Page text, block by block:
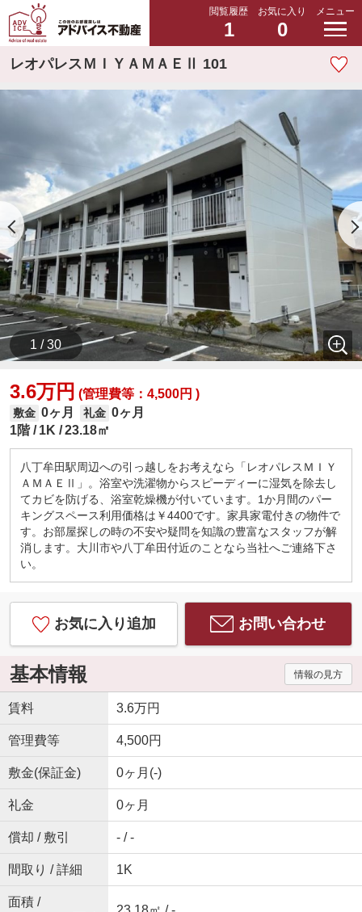
閲覧履歴
1
お気に入り
0
メニュー
レオパレスＭＩＹＡＭＡＥⅡ 101
1 / 30
3.6万円 (管理費等：4,500円 )
敷金 0ヶ月 礼金 0ヶ月
1階
1K 23.18㎡
八丁牟田駅周辺への引っ越しをお考えなら「レオパレスＭＩＹ
ＡＭＡＥⅡ」。浴室や洗濯物からスピーディーに湿気を除去し
てカビを防げる、浴室乾燥機が付いています。1か月間のパー
キングスペース利用価格は￥4400です。家具家電付きの物件で
す。お部屋探しの時の不安や疑問を知識の豊富なスタッフが解
消します。大川市や八丁牟田付近のことなら当社へご連絡下さ
い。
お気に入り追加 お問い合わせ
基本情報 情報の見方
賃料 3.6万円
管理費等 4,500円
敷金(保証金) 0ヶ月(-)
礼金 0ヶ月
償却 / 敷引 - / -
間取り / 詳細 1K
面積 /